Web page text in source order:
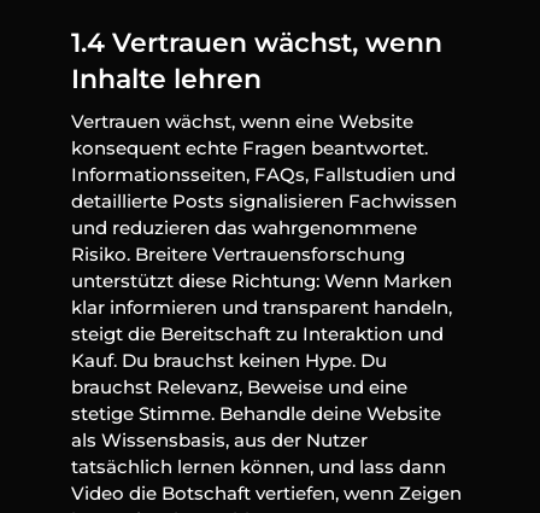
1.4 Vertrauen wächst, wenn
Inhalte lehren
Vertrauen wächst, wenn eine Website
konsequent echte Fragen beantwortet.
Informationsseiten, FAQs, Fallstudien und
detaillierte Posts signalisieren Fachwissen
und reduzieren das wahrgenommene
Risiko. Breitere Vertrauensforschung
unterstützt diese Richtung: Wenn Marken
klar informieren und transparent handeln,
steigt die Bereitschaft zu Interaktion und
Kauf. Du brauchst keinen Hype. Du
brauchst Relevanz, Beweise und eine
stetige Stimme. Behandle deine Website
als Wissensbasis, aus der Nutzer
tatsächlich lernen können, und lass dann
Video die Botschaft vertiefen, wenn Zeigen